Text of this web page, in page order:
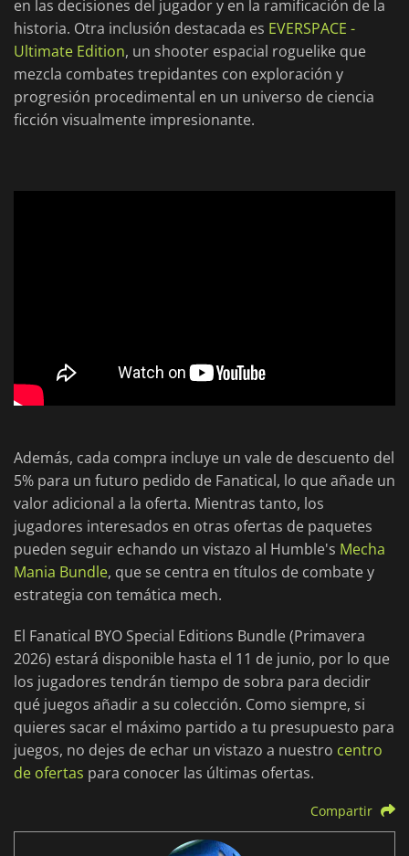
en las decisiones del jugador y en la ramificación de la
historia. Otra inclusión destacada es EVERSPACE -
Ultimate Edition, un shooter espacial roguelike que
mezcla combates trepidantes con exploración y
progresión procedimental en un universo de ciencia
ficción visualmente impresionante.
Además, cada compra incluye un vale de descuento del
5% para un futuro pedido de Fanatical, lo que añade un
valor adicional a la oferta. Mientras tanto, los
jugadores interesados en otras ofertas de paquetes
pueden seguir echando un vistazo al Humble's Mecha
Mania Bundle, que se centra en títulos de combate y
estrategia con temática mech.
El Fanatical BYO Special Editions Bundle (Primavera
2026) estará disponible hasta el 11 de junio, por lo que
los jugadores tendrán tiempo de sobra para decidir
qué juegos añadir a su colección. Como siempre, si
quieres sacar el máximo partido a tu presupuesto para
juegos, no dejes de echar un vistazo a nuestro centro
de ofertas para conocer las últimas ofertas.
Compartir